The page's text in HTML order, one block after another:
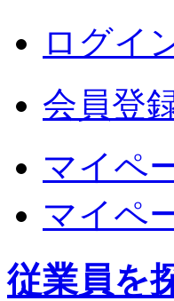
ログイ
会員登
マイペ
マイペ
従業員を